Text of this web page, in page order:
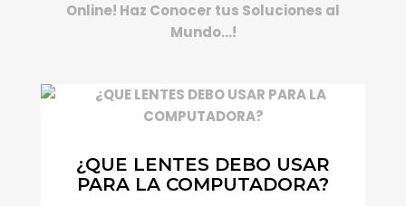
Online! Haz Conocer tus Soluciones al
Mundo...!
¿QUE LENTES DEBO USAR
PARA LA COMPUTADORA?